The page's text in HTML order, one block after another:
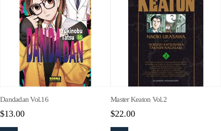
Dandadan Vol.16
$13.00
Master Keaton Vol.2
$22.00